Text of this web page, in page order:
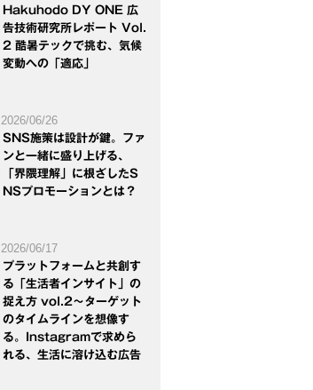
Hakuhodo DY ONE 広
告技術研究所レポート Vol.
2 酷暑テックで挑む、気候
変動への「適応」
2026/06/26
SNS施策は設計が鍵。ファ
ンと一緒に盛り上げる、
「界隈理解」に根ざしたS
NSプロモーションとは？
2026/06/17
プラットフォームと共創す
る「生活者インサイト」の
捉え方 vol.2～ターゲット
のタイムラインを想像す
る。Instagramで求めら
れる、生活に溶け込む広告